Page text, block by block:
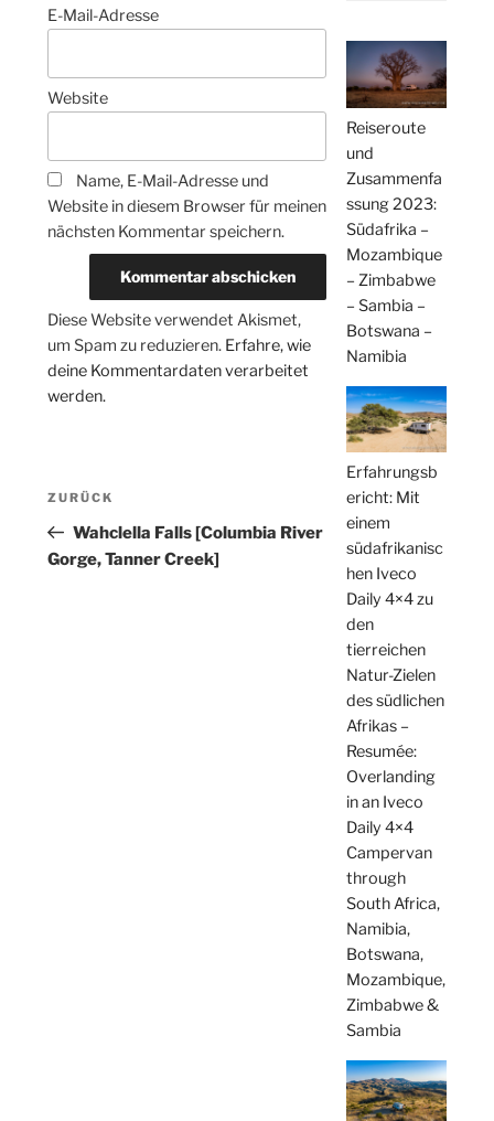
E-Mail-Adresse
Website
Name, E-Mail-Adresse und
Website in diesem Browser für meinen
nächsten Kommentar speichern.
Diese Website verwendet Akismet,
um Spam zu reduzieren. Erfahre, wie
deine Kommentardaten verarbeitet
werden.
Beitragsnavigation
Vorheriger
Beitrag
ZURÜCK
Wahclella Falls [Columbia River
Gorge, Tanner Creek]
Reiseroute
und
Zusammenfa
ssung 2023:
Südafrika –
Mozambique
– Zimbabwe
– Sambia –
Botswana –
Namibia
Erfahrungsb
ericht: Mit
einem
südafrikanisc
hen Iveco
Daily 4×4 zu
den
tierreichen
Natur-Zielen
des südlichen
Afrikas –
Resumée:
Overlanding
in an Iveco
Daily 4×4
Campervan
through
South Africa,
Namibia,
Botswana,
Mozambique,
Zimbabwe &
Sambia